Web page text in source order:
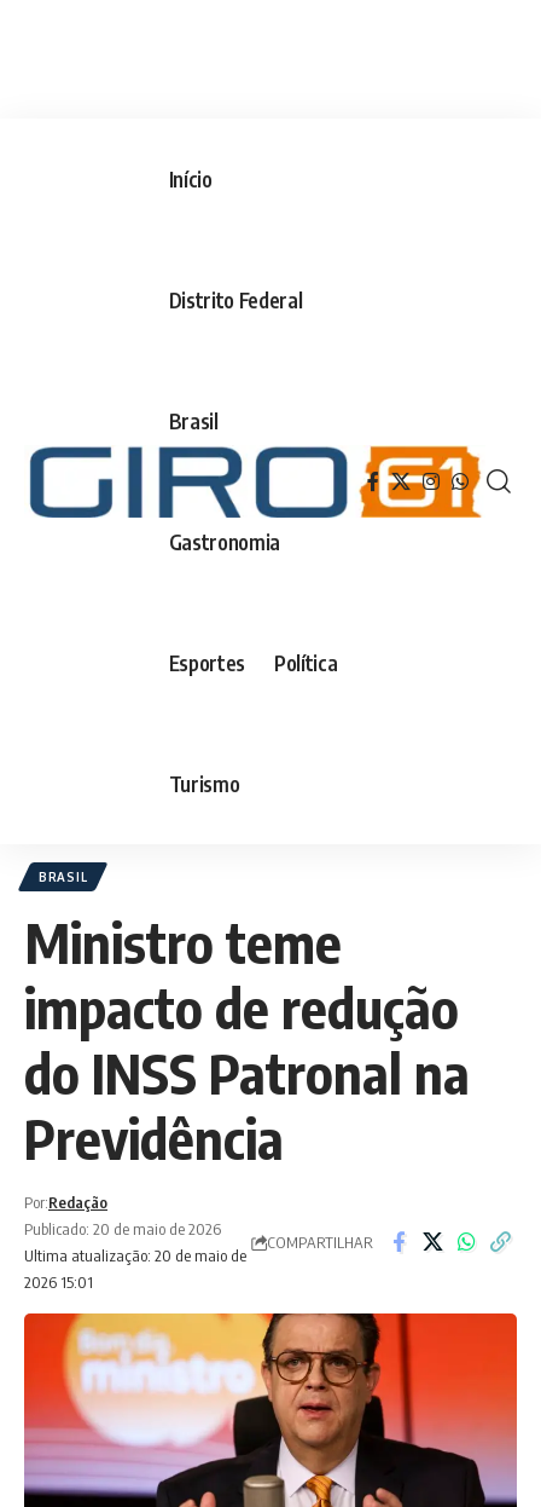
Início
Distrito Federal
Brasil
Gastronomia
Esportes Política
Turismo
BRASIL
Ministro teme
impacto de redução
do INSS Patronal na
Previdência
Ultima atualização: 20 de maio de
2026 15:01
Por:Redação
Publicado: 20 de maio de 2026
COMPARTILHAR